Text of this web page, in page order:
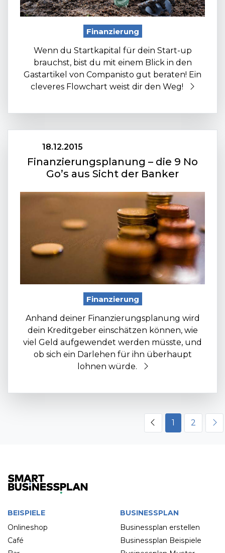
Finanzierung
Wenn du Startkapital für dein Start-up
brauchst, bist du mit einem Blick in den
Gastartikel von Companisto gut beraten! Ein
cleveres Flowchart weist dir den Weg!
18.12.2015
Finanzierungsplanung – die 9 No
Go’s aus Sicht der Banker
Finanzierung
Anhand deiner Finanzierungsplanung wird
dein Kreditgeber einschätzen können, wie
viel Geld aufgewendet werden müsste, und
ob sich ein Darlehen für ihn überhaupt
lohnen würde.
1 2
BEISPIELE
Onlineshop
Café
BUSINESSPLAN
Businessplan erstellen
Businessplan Beispiele